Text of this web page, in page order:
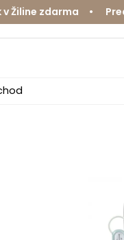
• Predajne